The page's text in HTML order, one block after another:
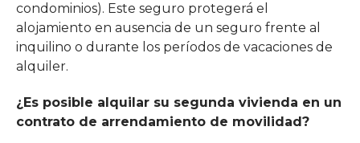
condominios). Este seguro protegerá el
alojamiento en ausencia de un seguro frente al
inquilino o durante los períodos de vacaciones de
alquiler.
¿Es posible alquilar su segunda vivienda en un
contrato de arrendamiento de movilidad?